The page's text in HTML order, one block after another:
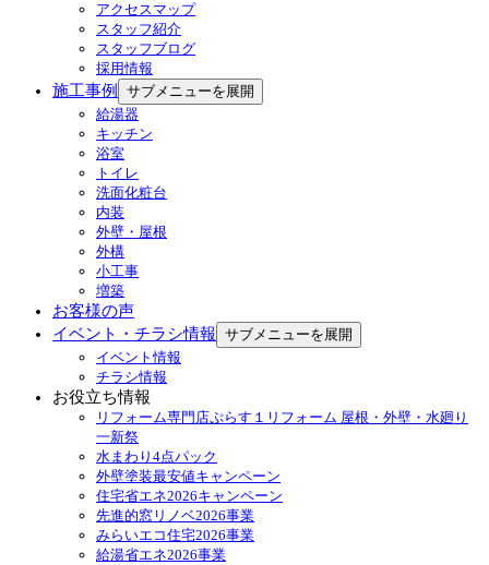
アクセスマップ
スタッフ紹介
スタッフブログ
採用情報
施工事例
サブメニューを展開
給湯器
キッチン
浴室
トイレ
洗面化粧台
内装
外壁・屋根
外構
小工事
増築
お客様の声
イベント・チラシ情報 サブメニューを展開
イベント情報
チラシ情報
お役立ち情報
リフォーム専門店ぷらす１リフォーム 屋根・外壁・水廻り
一新祭
水まわり4点パック
外壁塗装最安値キャンペーン
住宅省エネ2026キャンペーン
先進的窓リノベ2026事業
みらいエコ住宅2026事業
給湯省エネ2026事業